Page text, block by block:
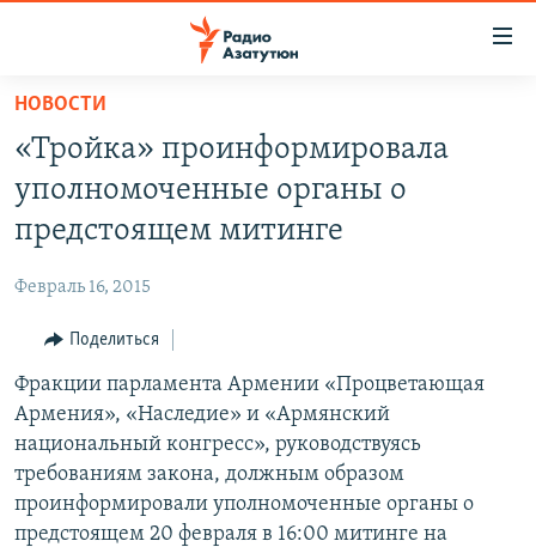
Перейти
основному
содержанию
Перейти
основной
навигации
Перейти
поиску
НОВОСТИ
ЭКОНОМИКА
РЕГИОН
НАГОРНЫЙ КАРАБАХ
КУЛЬТУРА
СПОРТ
АРХИВ
НОВОСТИ
«Тройка» проинформировала
уполномоченные органы о
предстоящем митинге
Февраль 16, 2015
Поделиться
Фракции парламента Армении «Процветающая
Армения», «Наследие» и «Армянский
национальный конгресс», руководствуясь
требованиям закона, должным образом
проинформировали уполномоченные органы о
предстоящем 20 февраля в 16:00 митинге на